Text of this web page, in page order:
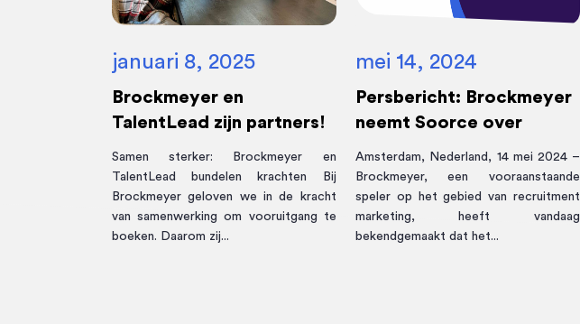
januari 8, 2025
Brockmeyer en
TalentLead zijn partners!
Samen sterker: Brockmeyer en
TalentLead bundelen krachten Bij
Brockmeyer geloven we in de kracht
van samenwerking om vooruitgang te
boeken. Daarom zij...
mei 14, 2024
Persbericht: Brockmeyer
neemt Soorce over
Amsterdam, Nederland, 14 mei 2024 –
Brockmeyer, een vooraanstaande
speler op het gebied van recruitment
marketing, heeft vandaag
bekendgemaakt dat het...